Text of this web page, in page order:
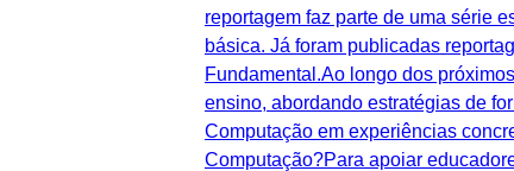
reportagem faz parte de uma série
básica. Já foram publicadas
Fundamental.Ao longo dos
ensino, abordando estratégias de
Computação em experiências
Computação?Para apoiar